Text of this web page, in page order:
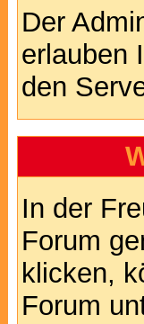
Der
erlauben
den
In der
Forum
klicken,
Forum